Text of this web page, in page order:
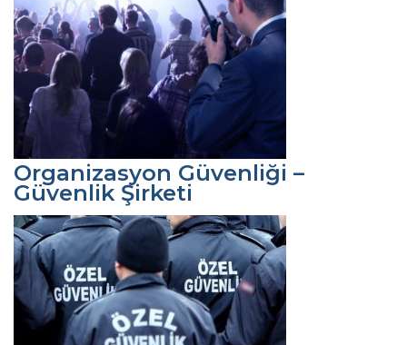
Organizasyon Güvenliği –
Güvenlik Şirketi